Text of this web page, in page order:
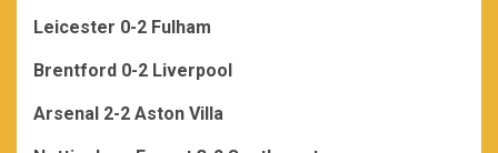
Leicester 0-2 Fulham
Brentford 0-2 Liverpool
Arsenal 2-2 Aston Villa